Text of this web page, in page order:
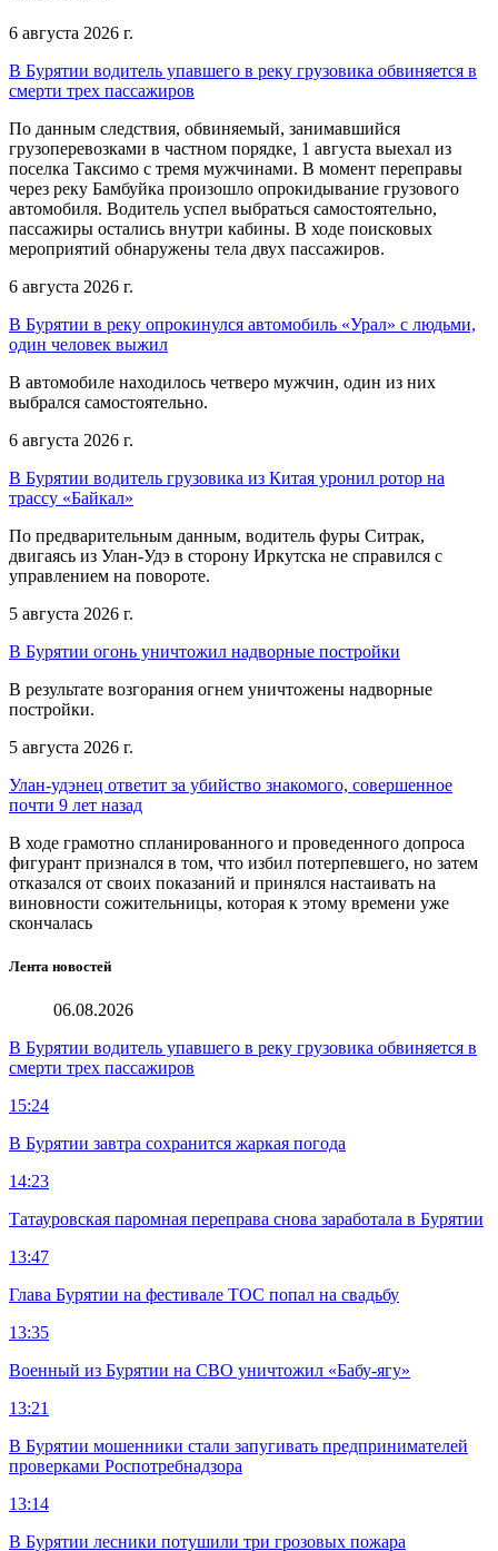
6 августа 2026 г.
В Бурятии водитель упавшего в реку грузовика обвиняется в
смерти трех пассажиров
По данным следствия, обвиняемый, занимавшийся
грузоперевозками в частном порядке, 1 августа выехал из
поселка Таксимо с тремя мужчинами. В момент переправы
через реку Бамбуйка произошло опрокидывание грузового
автомобиля. Водитель успел выбраться самостоятельно,
пассажиры остались внутри кабины. В ходе поисковых
мероприятий обнаружены тела двух пассажиров.
6 августа 2026 г.
В Бурятии в реку опрокинулся автомобиль «Урал» с людьми,
один человек выжил
В автомобиле находилось четверо мужчин, один из них
выбрался самостоятельно.
6 августа 2026 г.
В Бурятии водитель грузовика из Китая уронил ротор на
трассу «Байкал»
По предварительным данным, водитель фуры Ситрак,
двигаясь из Улан-Удэ в сторону Иркутска не справился с
управлением на повороте.
5 августа 2026 г.
В Бурятии огонь уничтожил надворные постройки
В результате возгорания огнем уничтожены надворные
постройки.
5 августа 2026 г.
Улан-удэнец ответит за убийство знакомого, совершенное
почти 9 лет назад
В ходе грамотно спланированного и проведенного допроса
фигурант признался в том, что избил потерпевшего, но затем
отказался от своих показаний и принялся настаивать на
виновности сожительницы, которая к этому времени уже
скончалась
Лента новостей
06.08.2026
В Бурятии водитель упавшего в реку грузовика обвиняется в
смерти трех пассажиров
15:24
В Бурятии завтра сохранится жаркая погода
14:23
Татауровская паромная переправа снова заработала в Бурятии
13:47
Глава Бурятии на фестивале ТОС попал на свадьбу
13:35
Военный из Бурятии на СВО уничтожил «Бабу-ягу»
13:21
В Бурятии мошенники стали запугивать предпринимателей
проверками Роспотребнадзора
13:14
В Бурятии лесники потушили три грозовых пожара